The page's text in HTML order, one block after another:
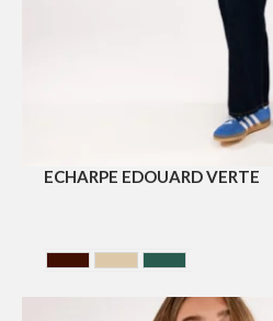
ECHARPE EDOUARD VERTE